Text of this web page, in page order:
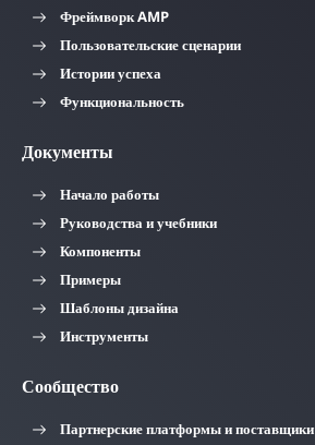
Фреймворк AMP
Пользовательские сценарии
Истории успеха
Функциональность
Документы
Начало работы
Руководства и учебники
Компоненты
Примеры
Шаблоны дизайна
Инструменты
Сообщество
Партнерские платформы и поставщики